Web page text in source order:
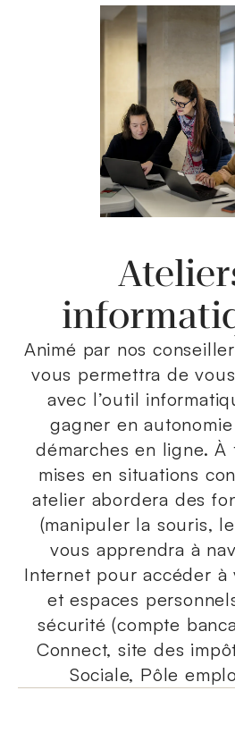
Animé par nos
vous permettra de
avec l’outil
gagner en
démarches en ligne. À
mises en situations
atelier abordera des
(manipuler la souris,
vous apprendra à
Internet pour accéder à
et espaces
sécurité (compte
Connect, site des
Sociale, Pôle